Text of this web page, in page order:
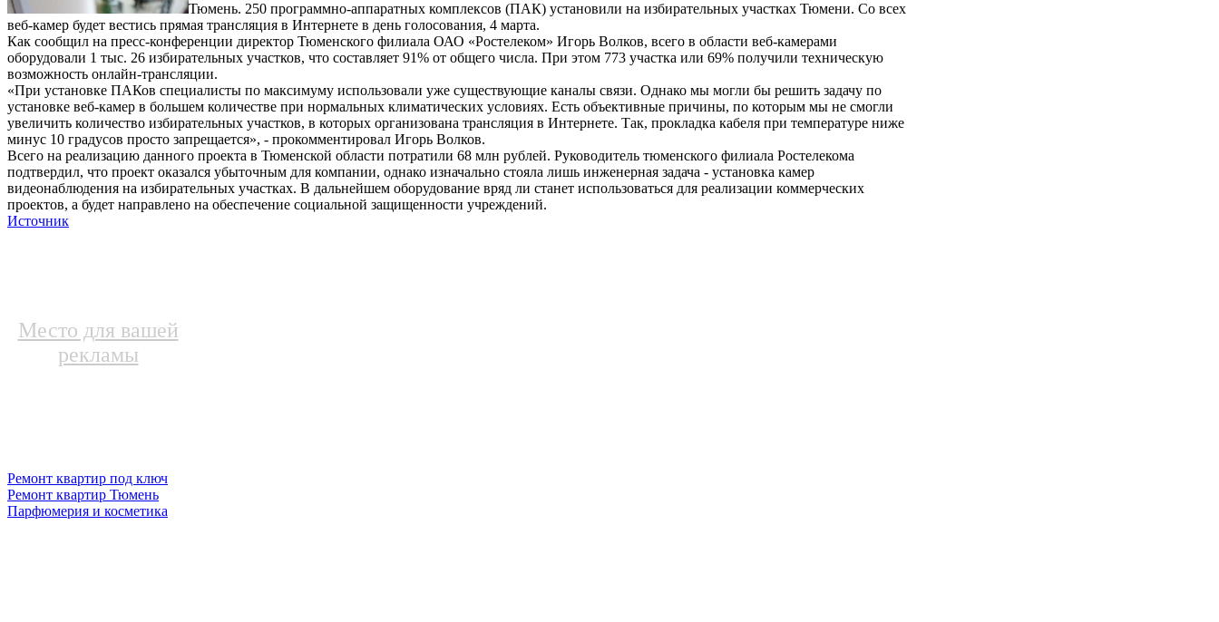
Тюмень. 250 программно-аппаратных комплексов (ПАК) установили на избирательных участках Тюмени. Со всех
веб-камер будет вестись прямая трансляция в Интернете в день голосования, 4 марта.
Как сообщил на пресс-конференции директор Тюменского филиала ОАО «Ростелеком» Игорь Волков, всего в области веб-камерами
оборудовали 1 тыс. 26 избирательных участков, что составляет 91% от общего числа. При этом 773 участка или 69% получили техническую
возможность онлайн-трансляции.
«При установке ПАКов специалисты по максимуму использовали уже существующие каналы связи. Однако мы могли бы решить задачу по
установке веб-камер в большем количестве при нормальных климатических условиях. Есть объективные причины, по которым мы не смогли
увеличить количество избирательных участков, в которых организована трансляция в Интернете. Так, прокладка кабеля при температуре ниже
минус 10 градусов просто запрещается», - прокомментировал Игорь Волков.
Всего на реализацию данного проекта в Тюменской области потратили 68 млн рублей. Руководитель тюменского филиала Ростелекома
подтвердил, что проект оказался убыточным для компании, однако изначально стояла лишь инженерная задача - установка камер
видеонаблюдения на избирательных участках. В дальнейшем оборудование вряд ли станет использоваться для реализации коммерческих
проектов, а будет направлено на обеспечение социальной защищенности учреждений.
Источник
Место для вашей
рекламы
Ремонт квартир под ключ
Ремонт квартир Тюмень
Парфюмерия и косметика